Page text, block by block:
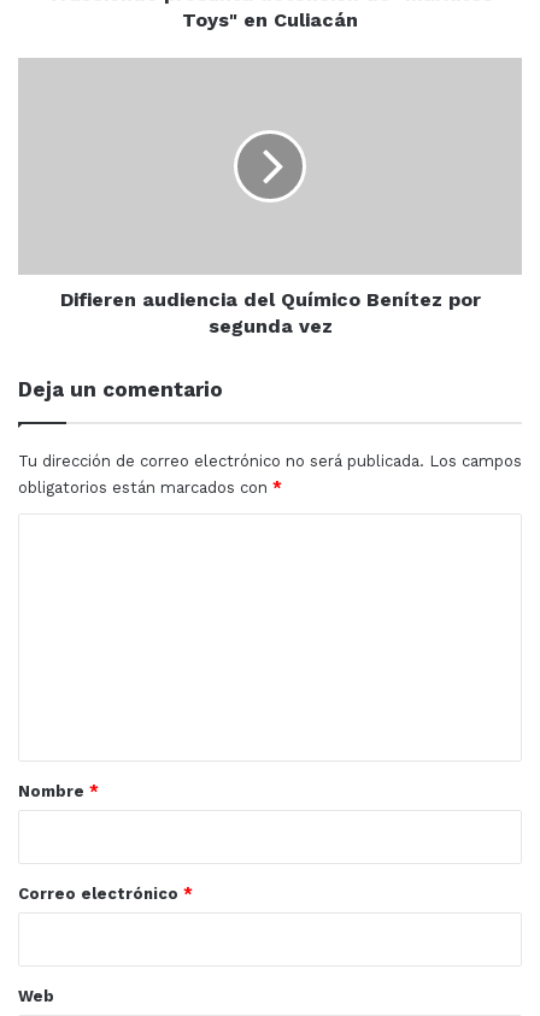
Detenido MARKITOS TOYS
Toys" en Culiacán
Difieren audiencia del Químico Benítez por
segunda vez
Deja un comentario
Tu dirección de correo electrónico no será publicada. Los campos
obligatorios están marcados con *
r
*
Nombre *
Correo electrónico *
Web